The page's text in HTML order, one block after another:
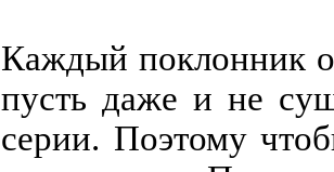
Каждый поклонник
пусть даже и не
серии. Поэтому